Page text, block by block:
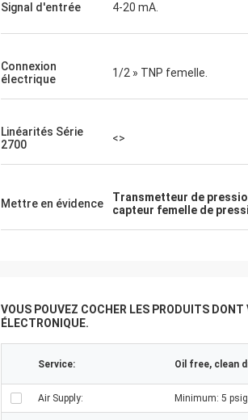
Signal d'entrée 4-20 mA.
Connexion
électrique
1/2 » TNP femelle.
Linéarités Série
2700
<>
Mettre en évidence Transmetteur de
capteur femelle de
VOUS POUVEZ COCHER LES PRODUITS
ÉLECTRONIQUE.
Service: Oil free, clean
Air Supply: Minimum: 5